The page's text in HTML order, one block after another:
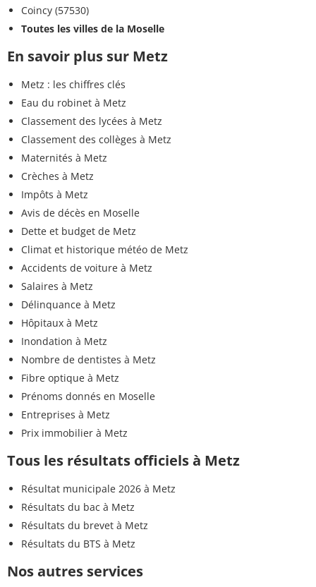
Coincy (57530)
Toutes les villes de la Moselle
En savoir plus sur Metz
Metz : les chiffres clés
Eau du robinet à Metz
Classement des lycées à Metz
Classement des collèges à Metz
Maternités à Metz
Crèches à Metz
Impôts à Metz
Avis de décès en Moselle
Dette et budget de Metz
Climat et historique météo de Metz
Accidents de voiture à Metz
Salaires à Metz
Délinquance à Metz
Hôpitaux à Metz
Inondation à Metz
Nombre de dentistes à Metz
Fibre optique à Metz
Prénoms donnés en Moselle
Entreprises à Metz
Prix immobilier à Metz
Tous les résultats officiels à Metz
Résultat municipale 2026 à Metz
Résultats du bac à Metz
Résultats du brevet à Metz
Résultats du BTS à Metz
Nos autres services